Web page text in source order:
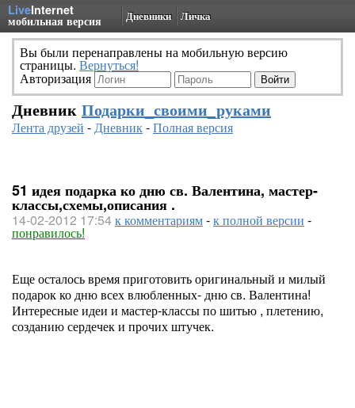
LiveInternet
мобильная версия Дневники Личка
Вы были перенаправлены на мобильную версию
страницы. Вернуться!
Авторизация
Дневник Подарки_своими_руками
Лента друзей -Дневник-Полная версия
51 идея подарка ко дню св. Валентина, мастер-
классы,схемы,описания .
14-02-2012 17:54к комментариям-к полной версии -
понравилось!
Еще осталось время приготовить оригинальный и милый
подарок ко дню всех влюбленных- дню св. Валентина!
Интересные идеи и мастер-классы по шитью , плетению,
созданию сердечек и прочих штучек.